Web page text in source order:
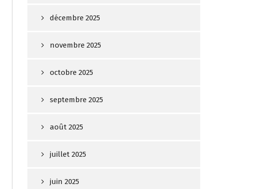
décembre 2025
novembre 2025
octobre 2025
septembre 2025
août 2025
juillet 2025
juin 2025